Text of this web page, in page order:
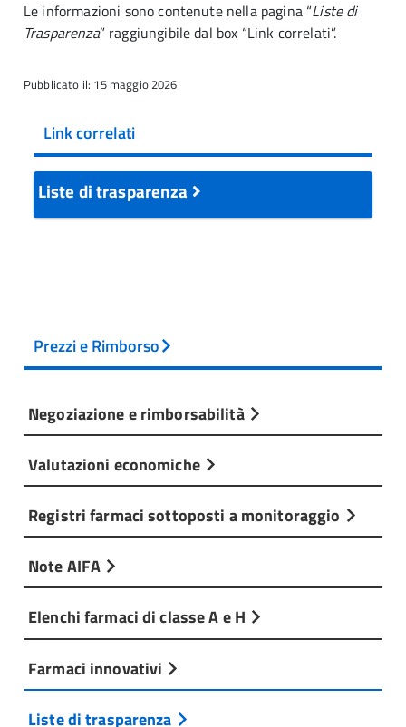
Le informazioni sono contenute nella pagina “Liste di
Trasparenza” raggiungibile dal box “Link correlati”.
Pubblicato il: 15 maggio 2026
Link correlati
Liste di trasparenza
Prezzi e Rimborso
Negoziazione e rimborsabilità
Valutazioni economiche
Registri farmaci sottoposti a monitoraggio
Note AIFA
Elenchi farmaci di classe A e H
Farmaci innovativi
Liste di trasparenza